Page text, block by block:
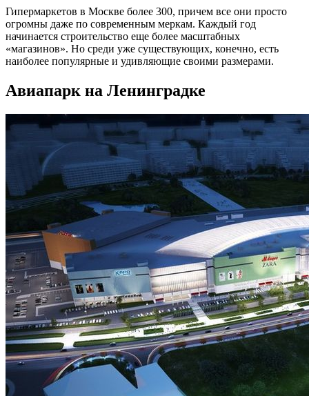
Гипермаркетов в Москве более 300, причем все они просто
огромны даже по современным меркам. Каждый год
начинается строительство еще более масштабных
«магазинов». Но среди уже существующих, конечно, есть
наиболее популярные и удивляющие своими размерами.
Авиапарк на Ленинградке